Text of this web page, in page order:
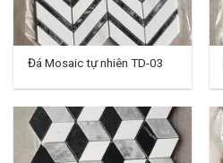
Đá Mosaic tự nhiên TD-03